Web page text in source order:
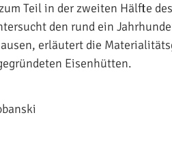
Teil in der zweiten Hälfte
den rund ein
erläutert die
Eisenhütten.